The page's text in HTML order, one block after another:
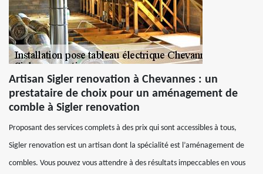
Artisan Sigler renovation à Chevannes : un
prestataire de choix pour un aménagement de
comble à Sigler renovation
Proposant des services complets à des prix qui sont accessibles à tous,
Sigler renovation est un artisan dont la spécialité est l’aménagement de
combles. Vous pouvez vous attendre à des résultats impeccables en vous